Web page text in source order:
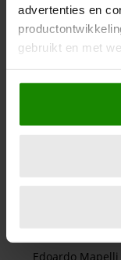
advertenties en
gebruikt en met
Als u het
Informatie
locatie, die tot
scannen op
verwerkt en stel
intrekken in de